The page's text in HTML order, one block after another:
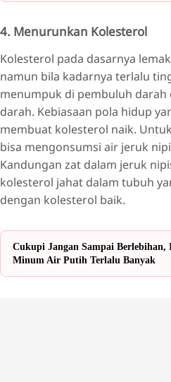
4. Menurunkan Kolesterol
Kolesterol pada dasarnya
namun bila kadarnya terlalu
menumpuk di pembuluh
darah. Kebiasaan pola hidup
membuat kolesterol naik.
bisa mengonsumsi air jeruk
Kandungan zat dalam jeruk
kolesterol jahat dalam tubuh
dengan kolesterol baik.
Cukupi Jangan Sampai
Minum Air Putih Terlalu Banyak